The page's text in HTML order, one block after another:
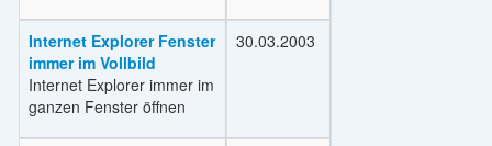
Internet Explorer Fenster
immer im Vollbild
Internet Explorer immer im
ganzen Fenster öffnen
30.03.2003